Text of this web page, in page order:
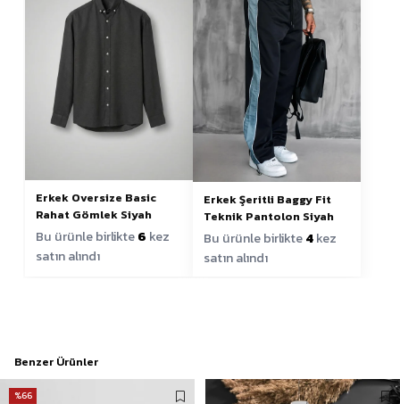
Erkek Oversize Basic
Rahat Gömlek Siyah
Bu ürünle birlikte6 kez
satın alındı
Erkek Şeritli Baggy Fit
Teknik Pantolon Siyah
Bu ürünle birlikte4kez
satın alındı
Benzer Ürünler
%66